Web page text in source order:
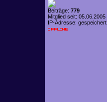
Beiträge: 779
Mitglied seit: 05.06.2005
IP-Adresse: gespeichert